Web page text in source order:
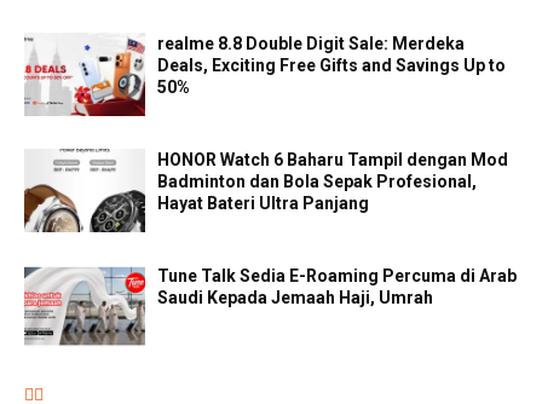
realme 8.8 Double Digit Sale: Merdeka
Deals, Exciting Free Gifts and Savings Up to
50%
HONOR Watch 6 Baharu Tampil dengan Mod
Badminton dan Bola Sepak Profesional,
Hayat Bateri Ultra Panjang
Tune Talk Sedia E-Roaming Percuma di Arab
Saudi Kepada Jemaah Haji, Umrah